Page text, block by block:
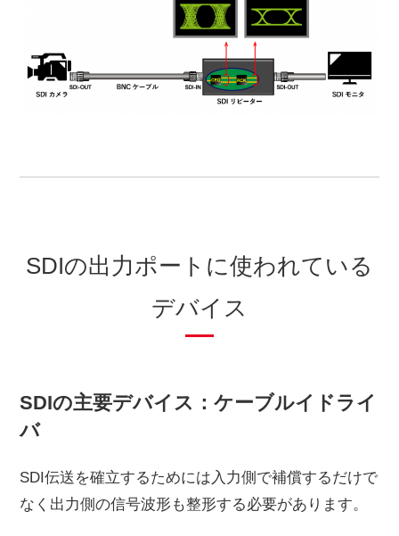
SDIの出力ポートに使われている
デバイス
SDIの主要デバイス：ケーブルイドライ
バ
SDI伝送を確立するためには入力側で補償するだけで
なく出力側の信号波形も整形する必要があります。